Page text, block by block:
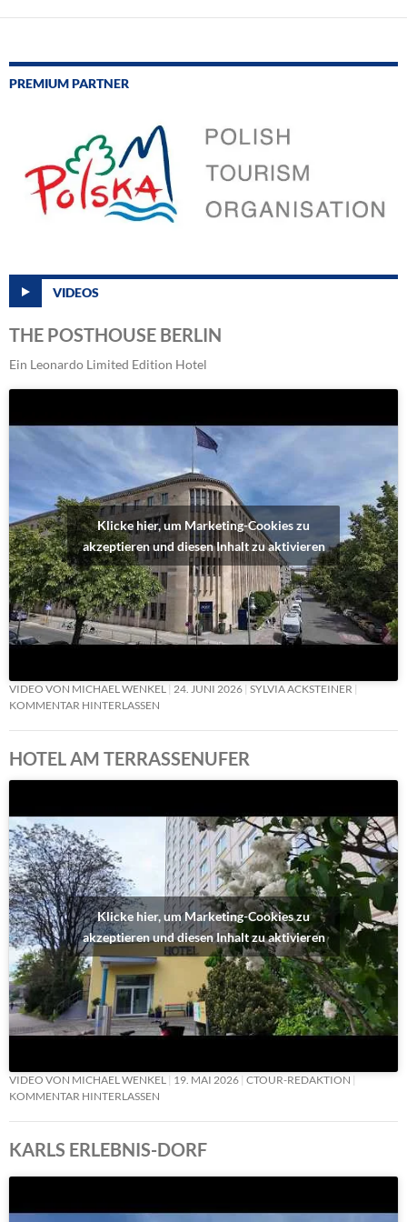
PREMIUM PARTNER
VIDEOS
THE POSTHOUSE BERLIN
Ein Leonardo Limited Edition Hotel
Klicke hier, um Marketing-Cookies zu
akzeptieren und diesen Inhalt zu aktivieren
VIDEO VON MICHAEL WENKEL 24. JUNI 2026 SYLVIA ACKSTEINER
KOMMENTAR HINTERLASSEN
HOTEL AM TERRASSENUFER
Klicke hier, um Marketing-Cookies zu
akzeptieren und diesen Inhalt zu aktivieren
VIDEO VON MICHAEL WENKEL 19. MAI 2026 CTOUR-REDAKTION
KOMMENTAR HINTERLASSEN
KARLS ERLEBNIS-DORF